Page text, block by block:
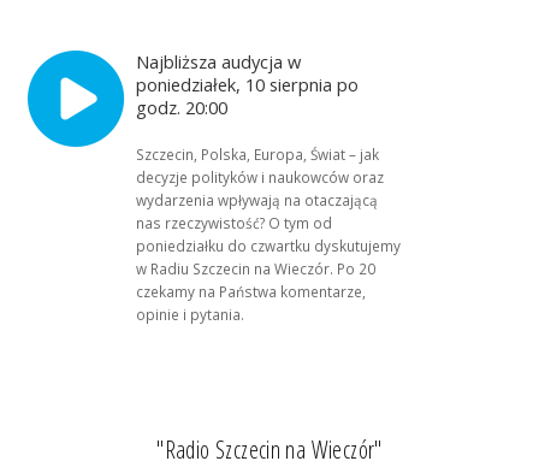
Najbliższa audycja w
poniedziałek, 10 sierpnia po
godz. 20:00
Szczecin, Polska, Europa, Świat – jak
decyzje polityków i naukowców oraz
wydarzenia wpływają na otaczającą
nas rzeczywistość? O tym od
poniedziałku do czwartku dyskutujemy
w Radiu Szczecin na Wieczór. Po 20
czekamy na Państwa komentarze,
opinie i pytania.
"Radio Szczecin na Wieczór"